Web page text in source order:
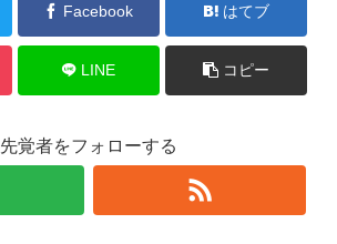
Facebook はてブ
LINE コピー
先覚者をフォローする